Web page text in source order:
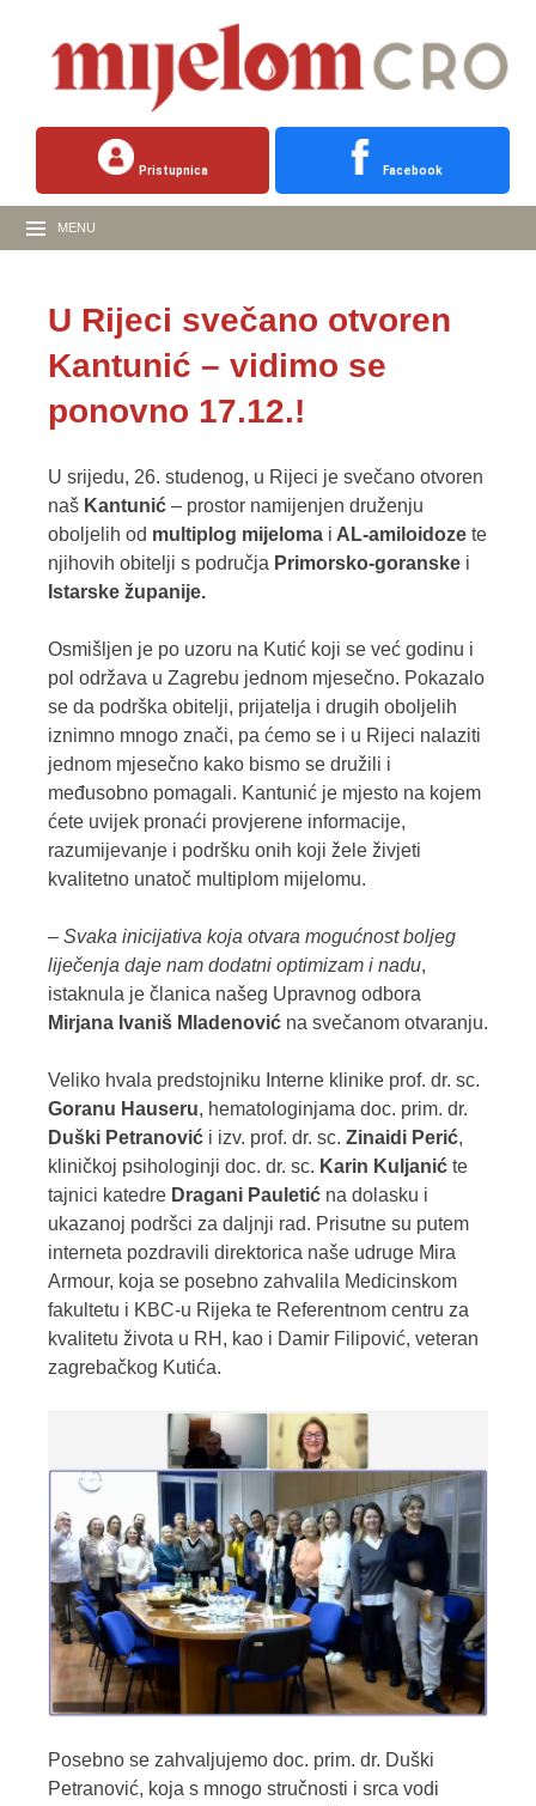
Pristupnica Facebook
MENU
U Rijeci svečano otvoren
Kantunić – vidimo se
ponovno 17.12.!
U srijedu, 26. studenog, u Rijeci je svečano otvoren
naš Kantunić – prostor namijenjen druženju
oboljelih od multiplog mijeloma i AL-amiloidoze te
njihovih obitelji s područja Primorsko-goranske i
Istarske županije.
Osmišljen je po uzoru na Kutić koji se već godinu i
pol održava u Zagrebu jednom mjesečno. Pokazalo
se da podrška obitelji, prijatelja i drugih oboljelih
iznimno mnogo znači, pa ćemo se i u Rijeci nalaziti
jednom mjesečno kako bismo se družili i
međusobno pomagali. Kantunić je mjesto na kojem
ćete uvijek pronaći provjerene informacije,
razumijevanje i podršku onih koji žele živjeti
kvalitetno unatoč multiplom mijelomu.
– Svaka inicijativa koja otvara mogućnost boljeg
liječenja daje nam dodatni optimizam i nadu,
istaknula je članica našeg Upravnog odbora
Mirjana Ivaniš Mladenović na svečanom otvaranju.
Veliko hvala predstojniku Interne klinike prof. dr. sc.
Goranu Hauseru, hematologinjama doc. prim. dr.
Duški Petranović i izv. prof. dr. sc. Zinaidi Perić,
kliničkoj psihologinji doc. dr. sc. Karin Kuljanić te
tajnici katedre Dragani Pauletić na dolasku i
ukazanoj podršci za daljnji rad. Prisutne su putem
interneta pozdravili direktorica naše udruge Mira
Armour, koja se posebno zahvalila Medicinskom
fakultetu i KBC-u Rijeka te Referentnom centru za
kvalitetu života u RH, kao i Damir Filipović, veteran
zagrebačkog Kutića.
Posebno se zahvaljujemo doc. prim. dr. Duški
Petranović, koja s mnogo stručnosti i srca vodi